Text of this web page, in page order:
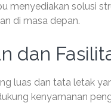
menyediakan solusi
di masa depan.
dan
luas dan tata letak
kenyamanan